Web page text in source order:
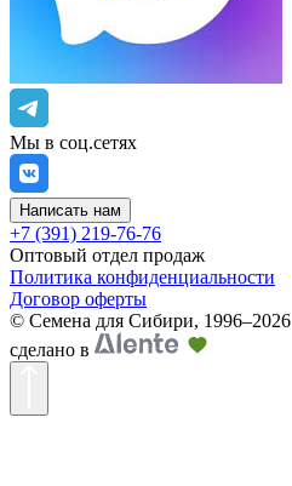
Мы в соц.сетях
Написать нам
+7 (391) 219-76-76
Оптовый отдел продаж
Политика конфиденциальности
Договор оферты
© Семена для Сибири, 1996–2026
сделано в